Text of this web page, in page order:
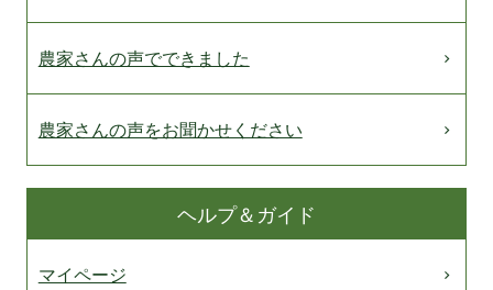
農家さんの声でできました
農家さんの声をお聞かせください
ヘルプ＆ガイド
マイページ